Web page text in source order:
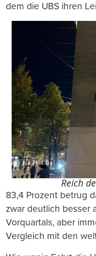
dem die UBS ihren
Reich
83,4 Prozent betrug
zwar deutlich besser
Vorquartals, aber
Vergleich mit den